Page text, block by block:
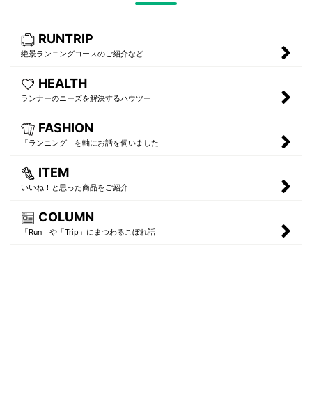
RUNTRIP
絶景ランニングコースのご紹介など
HEALTH
ランナーのニーズを解決するハウツー
FASHION
「ランニング」を軸にお話を伺いました
ITEM
いいね！と思った商品をご紹介
COLUMN
「Run」や「Trip」にまつわるこぼれ話